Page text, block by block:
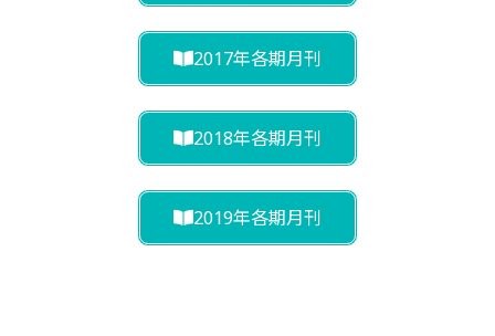
2017年各期月刊
2018年各期月刊
2019年各期月刊